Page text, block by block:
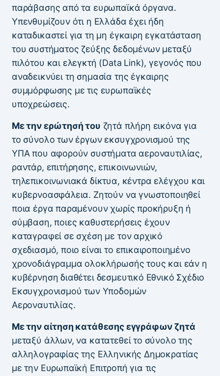
παράβασης από τα ευρωπαϊκά όργανα.
Υπενθυμίζουν ότι η Ελλάδα έχει ήδη
καταδικαστεί για τη μη έγκαιρη εγκατάσταση
του συστήματος ζεύξης δεδομένων μεταξύ
πιλότου και ελεγκτή (Data Link), γεγονός που
αναδεικνύει τη σημασία της έγκαιρης
συμμόρφωσης με τις ευρωπαϊκές
υποχρεώσεις.
Με την ερώτησή του ζητά πλήρη εικόνα για
το σύνολο των έργων εκσυγχρονισμού της
ΥΠΑ που αφορούν συστήματα αεροναυτιλίας,
ραντάρ, επιτήρησης, επικοινωνιών,
τηλεπικοινωνιακά δίκτυα, κέντρα ελέγχου και
κυβερνοασφάλεια. Ζητούν να γνωστοποιηθεί
ποια έργα παραμένουν χωρίς προκήρυξη ή
σύμβαση, ποιες καθυστερήσεις έχουν
καταγραφεί σε σχέση με τον αρχικό
σχεδιασμό, ποιο είναι το επικαιροποιημένο
χρονοδιάγραμμα ολοκλήρωσής τους και εάν η
κυβέρνηση διαθέτει δεσμευτικό Εθνικό Σχέδιο
Εκσυγχρονισμού των Υποδομών
Αεροναυτιλίας.
Με την αίτηση κατάθεσης εγγράφων ζητά
μεταξύ άλλων, να κατατεθεί το σύνολο της
αλληλογραφίας της Ελληνικής Δημοκρατίας
με την Ευρωπαϊκή Επιτροπή για τις